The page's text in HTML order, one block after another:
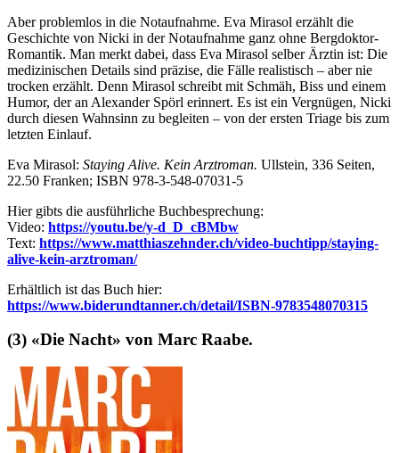
Aber problemlos in die Notaufnahme. Eva Mirasol erzählt die
Geschichte von Nicki in der Notaufnahme ganz ohne Bergdoktor-
Romantik. Man merkt dabei, dass Eva Mirasol selber Ärztin ist: Die
medizinischen Details sind präzise, die Fälle realistisch – aber nie
trocken erzählt. Denn Mirasol schreibt mit Schmäh, Biss und einem
Humor, der an Alexander Spörl erinnert. Es ist ein Vergnügen, Nicki
durch diesen Wahnsinn zu begleiten – von der ersten Triage bis zum
letzten Einlauf.
Eva Mirasol: Staying Alive. Kein Arztroman. Ullstein, 336 Seiten,
22.50 Franken; ISBN 978-3-548-07031-5
Hier gibts die ausführliche Buchbesprechung:
Video: https://youtu.be/y-d_D_cBMbw
Text: https://www.matthiaszehnder.ch/video-buchtipp/staying-
alive-kein-arztroman/
Erhältlich ist das Buch hier:
https://www.biderundtanner.ch/detail/ISBN-9783548070315
(3) «Die Nacht» von Marc Raabe.